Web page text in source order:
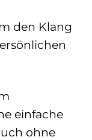
den Klang
einfache
ohne